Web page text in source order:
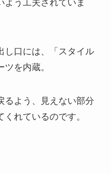
よう工夫されていま
し口には、「スタイル
を内蔵。
るよう、見えない部分
れているのです。